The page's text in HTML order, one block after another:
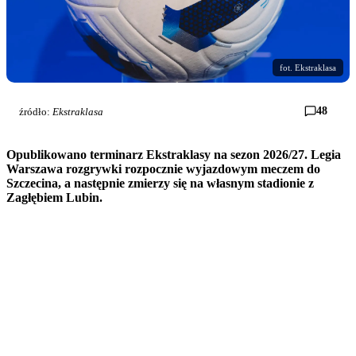
fot. Ekstraklasa
źródło: Ekstraklasa 48
Opublikowano terminarz Ekstraklasy na sezon 2026/27. Legia
Warszawa rozgrywki rozpocznie wyjazdowym meczem do
Szczecina, a następnie zmierzy się na własnym stadionie z
Zagłębiem Lubin.